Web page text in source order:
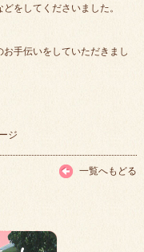
をしてくださいました。
手伝いをしていただきまし
ジ
一覧へもどる